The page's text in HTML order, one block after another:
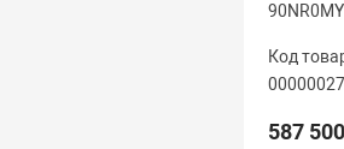
Код
587